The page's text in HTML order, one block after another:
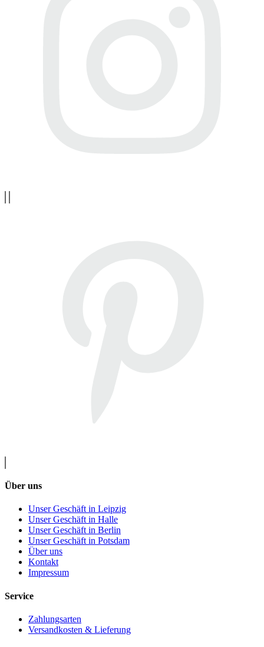
Über uns
Unser Geschäft in Leipzig
Unser Geschäft in Halle
Unser Geschäft in Berlin
Unser Geschäft in Potsdam
Über uns
Kontakt
Impressum
Service
Zahlungsarten
Versandkosten & Lieferung